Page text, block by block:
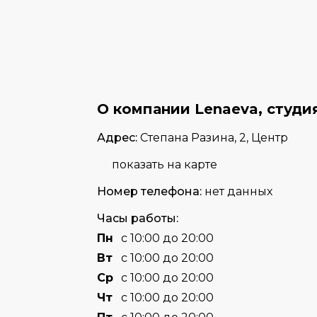
О компании Lenaeva,
Адрес: Степана Разина, 2, Центр
показать на карте
Номер телефона: нет данных
Часы работы:
Пн
с 10:00 до 20:00
Вт
с 10:00 до 20:00
Cр с 10:00 до 20:00
Чт
с 10:00 до 20:00